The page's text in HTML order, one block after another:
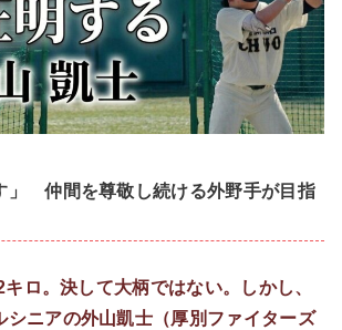
」 仲間を尊敬し続ける外野手が目指
ロ。決して大柄ではない。しかし、
シニアの外山凱士（厚別ファイターズ